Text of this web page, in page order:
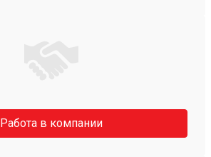
Работа в компании